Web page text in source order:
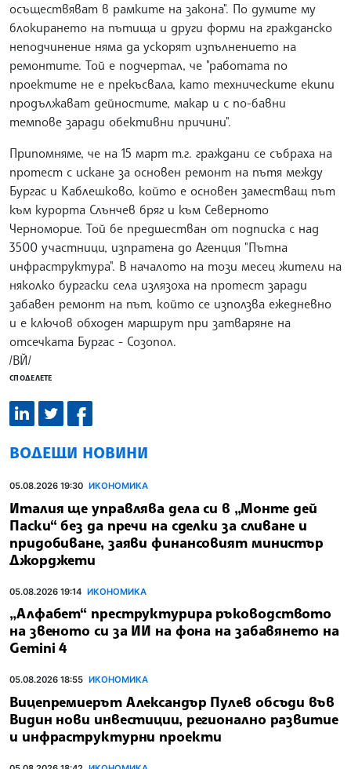
осъществяват в рамките на закона". По думите му
блокирането на пътища и други форми на гражданско
неподчинение няма да ускорят изпълнението на
ремонтите. Той е подчертал, че "работата по
проектите не е прекъсвала, като техническите екипи
продължават дейностите, макар и с по-бавни
темпове заради обективни причини".
Припомняме, че на 15 март т.г. граждани се събраха на
протест с искане за основен ремонт на пътя между
Бургас и Каблешково, който е основен заместващ път
към курорта Слънчев бряг и към Северното
Черноморие. Той бе предшестван от подписка с над
3500 участници, изпратена до Агенция "Пътна
инфраструктура". В началото на този месец жители на
няколко бургаски села излязоха на протест заради
забавен ремонт на път, който се използва ежедневно
и е ключов обходен маршрут при затваряне на
отсечката Бургас - Созопол.
/ВЙ/
СПОДЕЛЕТЕ
ВОДЕЩИ НОВИНИ
05.08.2026 19:30 ИКОНОМИКА
Италия ще управлява дела си в „Монте дей
Паски“ без да пречи на сделки за сливане и
придобиване, заяви финансовият министър
Джорджети
05.08.2026 19:14 ИКОНОМИКА
„Алфабет“ преструктурира ръководството
на звеното си за ИИ на фона на забавянето на
Gemini 4
05.08.2026 18:55 ИКОНОМИКА
Вицепремиерът Александър Пулев обсъди във
Видин нови инвестиции, регионално развитие
и инфраструктурни проекти